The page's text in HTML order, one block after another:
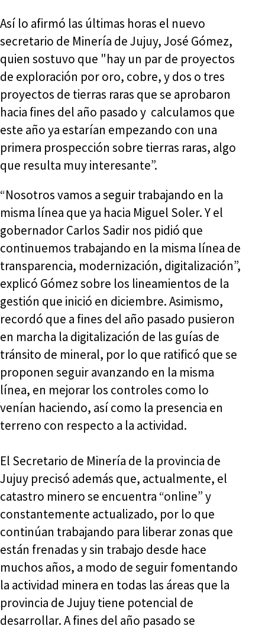
Así lo afirmó las últimas horas el nuevo
secretario de Minería de Jujuy, José Gómez,
quien sostuvo que "hay un par de proyectos
de exploración por oro, cobre, y dos o tres
proyectos de tierras raras que se aprobaron
hacia fines del año pasado y calculamos que
este año ya estarían empezando con una
primera prospección sobre tierras raras, algo
que resulta muy interesante”.
“Nosotros vamos a seguir trabajando en la
misma línea que ya hacia Miguel Soler. Y el
gobernador Carlos Sadir nos pidió que
continuemos trabajando en la misma línea de
transparencia, modernización, digitalización”,
explicó Gómez sobre los lineamientos de la
gestión que inició en diciembre. Asimismo,
recordó que a fines del año pasado pusieron
en marcha la digitalización de las guías de
tránsito de mineral, por lo que ratificó que se
proponen seguir avanzando en la misma
línea, en mejorar los controles como lo
venían haciendo, así como la presencia en
terreno con respecto a la actividad.
El Secretario de Minería de la provincia de
Jujuy precisó además que, actualmente, el
catastro minero se encuentra “online” y
constantemente actualizado, por lo que
continúan trabajando para liberar zonas que
están frenadas y sin trabajo desde hace
muchos años, a modo de seguir fomentando
la actividad minera en todas las áreas que la
provincia de Jujuy tiene potencial de
desarrollar. A fines del año pasado se